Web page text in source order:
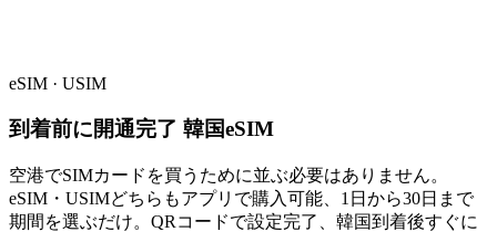
eSIM · USIM
到着前に開通完了 韓国eSIM
空港でSIMカードを買うために並ぶ必要はありません。
eSIM・USIMどちらもアプリで購入可能、1日から30日まで
期間を選ぶだけ。QRコードで設定完了、韓国到着後すぐに